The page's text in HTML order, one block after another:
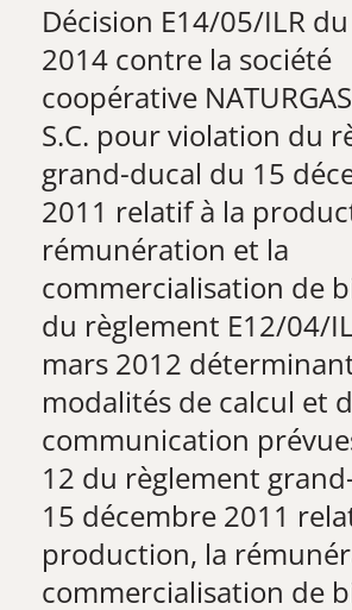
Décision E14/05/ILR
2014 ​contre la société
coopérative
S.C. pour violation du
grand-ducal du 15
2011 relatif à la
rémunération et la
commercialisation de
du règlement E12/04/
mars 2012
modalités de calcul et
communication
12 du règlement
15 décembre 2011
production, la
commercialisation de